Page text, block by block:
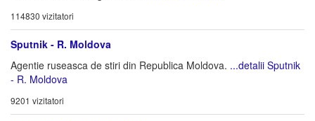
114830 vizitatori
Sputnik - R. Moldova
Agentie ruseasca de stiri din Republica Moldova. ...detalii Sputnik
- R. Moldova
9201 vizitatori